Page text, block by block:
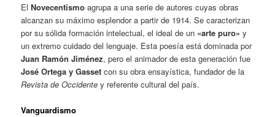
ElNovecentismo agrupa a una serie de autores cuyas obras
alcanzan su máximo esplendor a partir de 1914. Se caracterizan
por su sólida formación intelectual, el ideal de un «arte puro» y
un extremo cuidado del lenguaje. Esta poesía está dominada por
Juan Ramón Jiménez, pero el animador de esta generación fue
José Ortega y Gasset con su obra ensayística, fundador de la
Revista de Occidente y referente cultural del país.
Vanguardismo